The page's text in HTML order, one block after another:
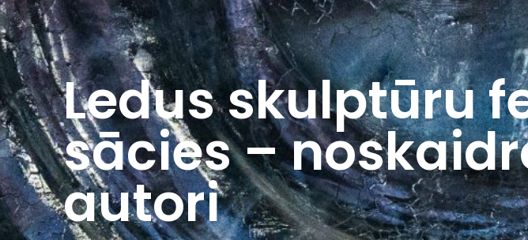
Ledus skulptūru
sācies –
autori